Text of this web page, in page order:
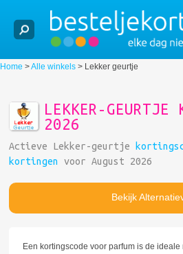
Home >Alle winkels > Lekker geurtje
LEKKER-GEURTJE
2026
Actieve Lekker-geurtje
kortingen
voor August 2026
Bekijk
Een kortingscode voor parfum is de ideale